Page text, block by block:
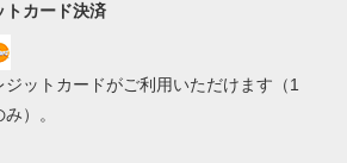
トカード決済
ジットカードがご利用いただけます（1
）。